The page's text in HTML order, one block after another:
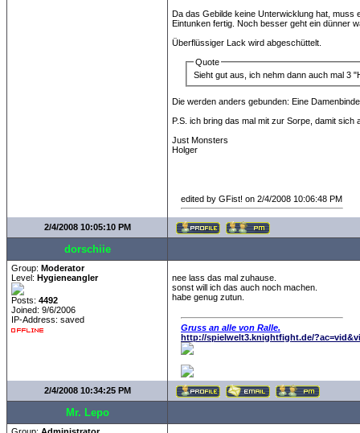
Da das Gebilde keine Unterwicklung hat,
Eintunken fertig. Noch besser geht ein dünner
Überflüssiger Lack wird abgeschüttelt.
Quote
Sieht gut aus, ich nehm dann auch mal 3
Die werden anders gebunden: Eine
P.S. ich bring das mal mit zur Sorpe, damit
Just Monsters
Holger
edited by GFist! on 2/4/2008 10:06:48 PM
2/4/2008 10:05:10 PM
dorschiie
Group: Moderator
Level: Hygieneangler
Posts: 4492
Joined: 9/6/2006
IP-Address: saved
nee lass das mal zuhause.
sonst will ich das auch noch machen.
habe genug zutun.
Gruss an alle von Ralle.
http://spielwelt3.knightfight.de/
2/4/2008 10:34:25 PM
Mr. Lepo